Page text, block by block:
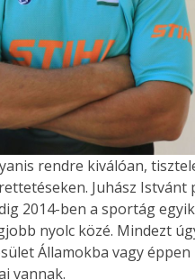
rendre kiválóan,
Juhász
2014-ben a sportág
nyolc közé. Mindezt
Államokba vagy
vannak.